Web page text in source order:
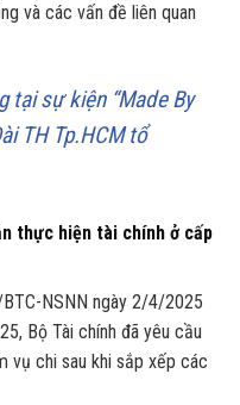
và các vấn đề liên quan
tại sự kiện “Made By
TH Tp.HCM tổ
thực hiện tài chính ở cấp
NSNN ngày 2/4/2025
Bộ Tài chính đã yêu cầu
vụ chi sau khi sắp xếp các